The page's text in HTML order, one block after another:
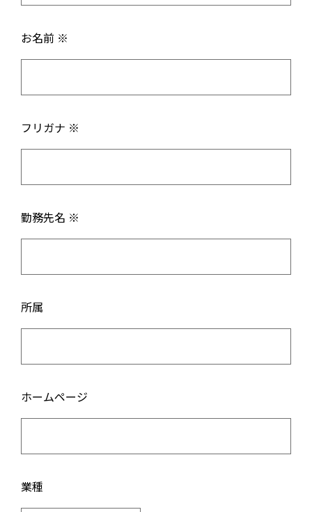
お名前 ※
フリガナ ※
勤務先名 ※
所属
ホームページ
業種